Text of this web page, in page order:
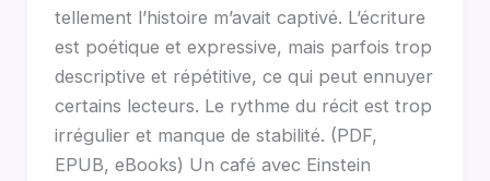
tellement l’histoire m’avait captivé. L’écriture
est poétique et expressive, mais parfois trop
descriptive et répétitive, ce qui peut ennuyer
certains lecteurs. Le rythme du récit est trop
irrégulier et manque de stabilité. (PDF,
EPUB, eBooks) Un café avec Einstein